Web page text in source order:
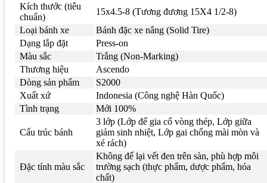
Kích thước (tiêu
chuẩn)
15x4.5-8 (Tương đương 15X4 1/2-8)
Loại bánh xe
Bánh đặc xe nâng (Solid Tire)
Dạng lắp đặt
Press-on
Màu sắc
Trắng (Non-Marking)
Thương hiệu
Ascendo
Dòng sản phẩm
S2000
Xuất xứ
Indonesia (Công nghệ Hàn Quốc)
Tình trạng
Mới 100%
Cấu trúc bánh
3 lớp (Lớp đế gia cố vòng thép, Lớp giữa
giảm sinh nhiệt, Lớp gai chống mài mòn và
xé rách)
Đặc tính màu sắc
Không để lại vết đen trên sàn, phù hợp môi
trường sạch (thực phẩm, dược phẩm, hóa
chất)